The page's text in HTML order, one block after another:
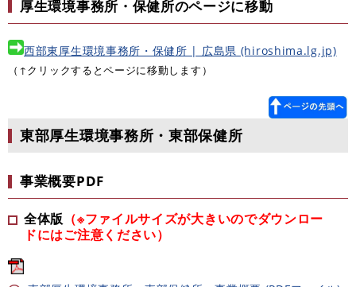
厚生環境事務所・保健所のページに移動
西部東厚生環境事務所・保健所 | 広島県 (hiroshima.lg.jp)
（↑クリックするとページに移動します）
東部厚生環境事務所・東部保健所
事業概要PDF
全体版 （※ファイルサイズが大きいのでダウンロー
ドにはご注意ください）